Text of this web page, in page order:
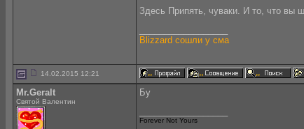
Здесь Припять, чуваки. И то, что вы
Blizzard сошли у сма
14.02.2015 12:21
Mr.Geralt
Святой Валентин
Бу
Forever Not Yours